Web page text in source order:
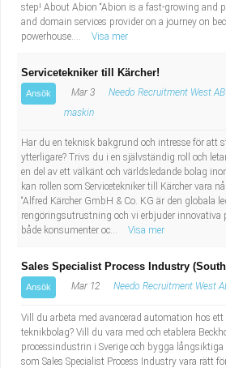
step! About Abion “Abion is a fast-growing and
and domain services provider on a journey on
powerhouse....
Visa mer
Servicetekniker till Kärcher!
Ansök Mar 3 Needo Recruitment West AB
maskin
Har du en teknisk bakgrund och intresse för att
ytterligare? Trivs du i en självständig roll och
en del av ett välkänt och världsledande bolag
kan rollen som Servicetekniker till Kärcher vara
“Alfred Kärcher GmbH & Co. KG är den globala
rengöringsutrustning och vi erbjuder innovativa
både konsumenter oc...
Visa mer
Sales Specialist Process Industry
Ansök Mar 12 Needo Recruitment West
Vill du arbeta med avancerad automation hos
teknikbolag? Vill du vara med och etablera
processindustrin i Sverige och bygga långsiktiga
som Sales Specialist Process Industry vara rätt